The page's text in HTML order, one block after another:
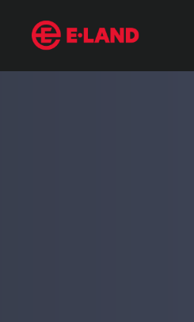
다문화 가정에 뻗치는 도움의 손길
매거진 상세보기